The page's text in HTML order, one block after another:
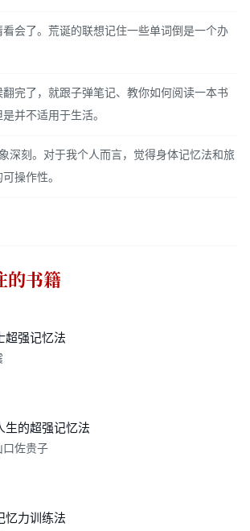
看会了。荒诞的联想记住一些单词倒是一个办
完了，就跟子弹笔记、教你如何阅读一本书
并不适用于生活。
深刻。对于我个人而言，觉得身体记忆法和旅
操作性。
的书籍
超强记忆法
生的超强记忆法
口佐贵子
忆力训练法